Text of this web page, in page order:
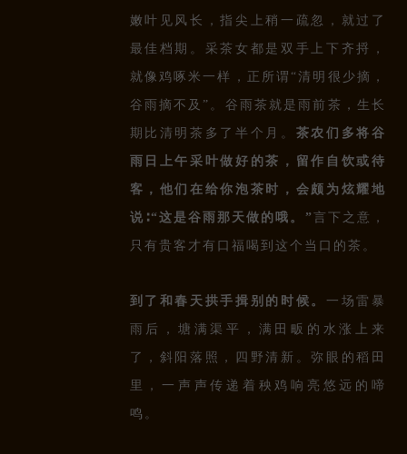
嫩叶见风长，指尖上稍一疏忽，就过了
最佳档期。采茶女都是双手上下齐捋，
就像鸡啄米一样，正所谓“清明很少摘，
谷雨摘不及”。谷雨茶就是雨前茶，生长
期比清明茶多了半个月。 茶农们多将谷
雨日上午采叶做好的茶，留作自饮或待
客，他们在给你泡茶时，会颇为炫耀地
说∶“这是谷雨那天做的哦。”言下之意，
只有贵客才有口福喝到这个当口的茶。
到了和春天拱手揖别的时候。一场雷暴
雨后，塘满渠平，满田畈的水涨上来
了，斜阳落照，四野清新。弥眼的稻田
里，一声声传递着秧鸡响亮悠远的啼
鸣。